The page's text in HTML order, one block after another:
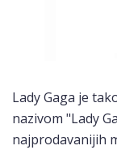
Lady Gaga je
nazivom "Lady
najprodavanijih